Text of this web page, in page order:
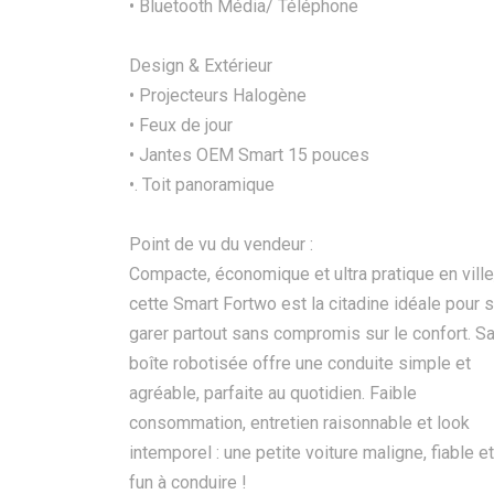
• Bluetooth Média/ Téléphone
Design & Extérieur
• Projecteurs Halogène
• Feux de jour
• Jantes OEM Smart 15 pouces
•. Toit panoramique
Point de vu du vendeur :
Compacte, économique et ultra pratique en
cette Smart Fortwo est la citadine idéale pour
garer partout sans compromis sur le confort. Sa
boîte robotisée offre une conduite simple et
agréable, parfaite au quotidien. Faible
consommation, entretien raisonnable et look
intemporel : une petite voiture maligne, fiable et
fun à conduire !